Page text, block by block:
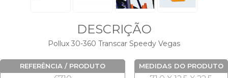
DESCRIÇÃO
Pollux 30-360 Transcar Speedy Vegas
REFERÊNCIA / PRODUTO MEDIDAS DO PRODUTO